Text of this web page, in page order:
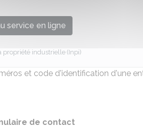
service en ligne
propriété industrielle (Inpi)
et code d'identification d'une
de contact